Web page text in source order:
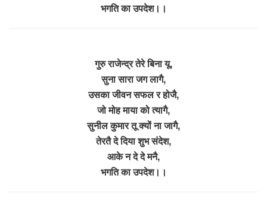
भगति का उपदेश।।
गुरु राजेन्द्र तेरे बिना यू,
सुना सारा जग लागै,
उसका जीवन सफल र होजै,
जो मोह माया को त्यागै,
सुनील कुमार तू क्यों ना जागै,
तेरतै दे दिया शुभ संदेश,
आके न दे दे मनै,
भगति का उपदेश।।